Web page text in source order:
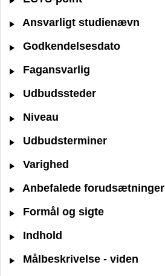
Ansvarligt studienævn
Godkendelsesdato
Fagansvarlig
Udbudssteder
Niveau
Udbudsterminer
Varighed
Anbefalede forudsætninger
Formål og sigte
Indhold
Målbeskrivelse - viden